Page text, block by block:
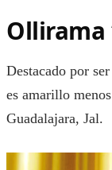
Ollirama
Destacado por
es amarillo
Guadalajara, Jal.